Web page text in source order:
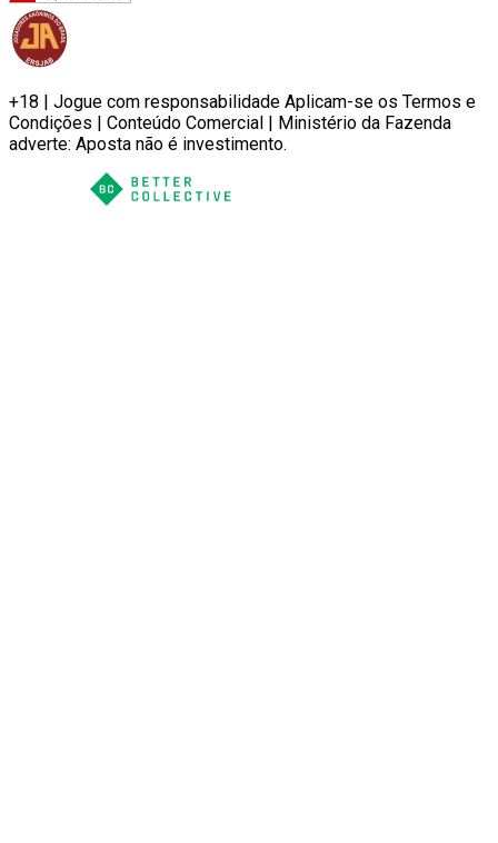
+18 | Jogue com responsabilidade Aplicam-se os Termos e
Condições | Conteúdo Comercial | Ministério da Fazenda
adverte: Aposta não é investimento.